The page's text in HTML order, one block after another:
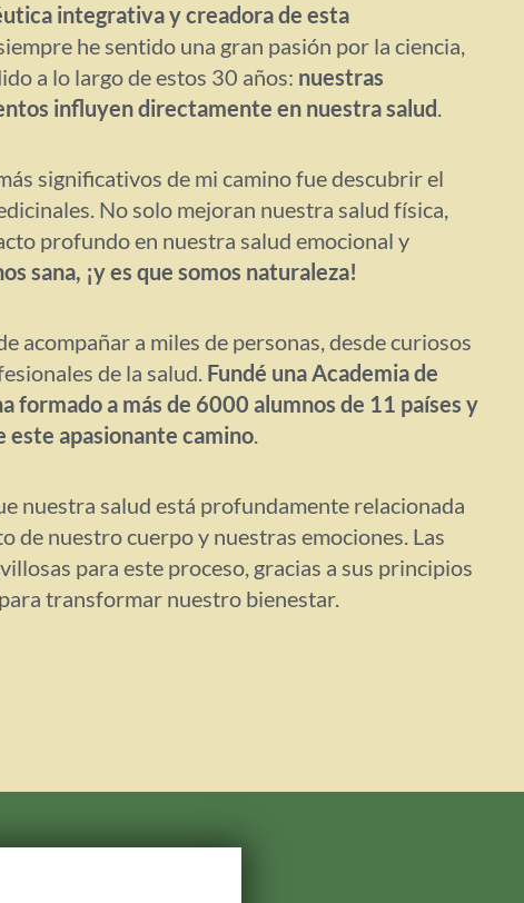
integrativa y creadora de esta
he sentido una gran pasión por la ciencia,
a lo largo de estos 30 años: nuestras
influyen directamente en nuestra salud.
significativos de mi camino fue descubrir el
No solo mejoran nuestra salud física,
profundo en nuestra salud emocional y
sana, ¡y es que somos naturaleza!
acompañar a miles de personas, desde curiosos
de la salud. Fundé una Academia de
formado a más de 6000 alumnos de 11 países y
este apasionante camino.
nuestra salud está profundamente relacionada
de nuestro cuerpo y nuestras emociones. Las
para este proceso, gracias a sus principios
transformar nuestro bienestar.